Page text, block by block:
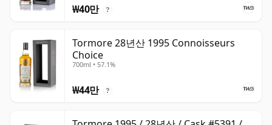
₩40만 ?
Tormore 28년산 1995 Connoisseurs
Choice
700ml • 57.1%
₩44만 ?